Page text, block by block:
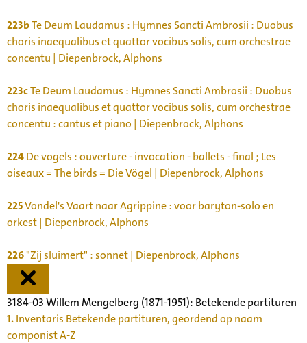
223bTe Deum Laudamus : Hymnes Sancti Ambrosii : Duobus
choris inaequalibus et quattor vocibus solis, cum orchestrae
concentu | Diepenbrock, Alphons
223cTe Deum Laudamus : Hymnes Sancti Ambrosii : Duobus
choris inaequalibus et quattor vocibus solis, cum orchestrae
concentu : cantus et piano | Diepenbrock, Alphons
224De vogels : ouverture - invocation - ballets - final ; Les
oiseaux = The birds = Die Vögel | Diepenbrock, Alphons
225Vondel's Vaart naar Agrippine : voor baryton-solo en
orkest | Diepenbrock, Alphons
226"Zij sluimert" : sonnet | Diepenbrock, Alphons
3184-03 Willem Mengelberg (1871-1951): Betekende partituren
1.Inventaris Betekende partituren, geordend op naam
componist A-Z